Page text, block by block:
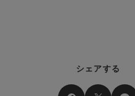
シェアする